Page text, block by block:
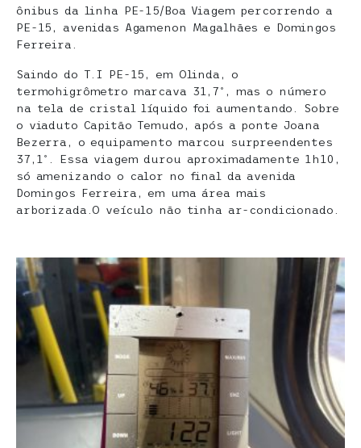
ônibus da linha PE-15/Boa Viagem percorrendo a
PE-15, avenidas Agamenon Magalhães e Domingos
Ferreira.
Saindo do T.I PE-15, em Olinda, o
termohigrômetro marcava 31,7º, mas o número
na tela de cristal líquido foi aumentando. Sobre
o viaduto Capitão Temudo, após a ponte Joana
Bezerra, o equipamento marcou surpreendentes
37,1º. Essa viagem durou aproximadamente 1h10,
só amenizando o calor no final da avenida
Domingos Ferreira, em uma área mais
arborizada.O veículo não tinha ar-condicionado.